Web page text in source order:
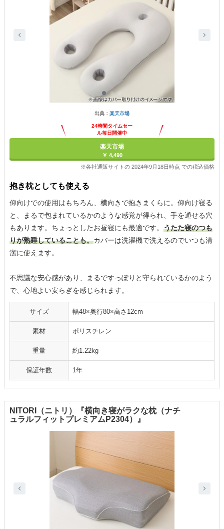
出典： 楽天市場
24時間タイムセー
ル毎日開催中
楽天市場
￥ 4,490
※各社通販サイトの 2024年9月18日時点 での税込価格
抱き枕としても使える
仰向けでの使用はもちろん、横向きで抱きまくらに。仰向け寝る
と、まるで包まれているかのような感覚が得られ、手を通せる穴
もあります。ちょっとしたお昼寝にも最適です。 うたた寝のつも
りが熟睡していることも。カバーは洗濯機で洗えるのでいつも清
潔に使えます。
不思議な安心感があり、まるですっぽりと守られているかのよう
で、心地よい安らぎを感じられます。
サイズ 幅48×奥行80×高さ12cm
素材 ポリスチレン
重量 約1.22kg
保証年数 1年
NITORI（ニトリ）『横向き寝がラクな枕（ナチ
ュラルフィットプレミアムP2304）』